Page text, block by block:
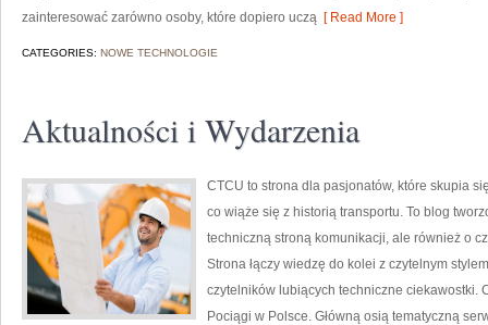
zainteresować zarówno osoby, które dopiero uczą [ Read More ]
CATEGORIES: NOWE TECHNOLOGIE
Aktualności i Wydarzenia
CTCU to strona dla pasjonatów, które skupia
co wiąże się z historią transportu. To blog
techniczną stroną komunikacji, ale również o
Strona łączy wiedzę do kolei z czytelnym
czytelników lubiących techniczne ciekawostki.
Pociągi w Polsce. Główną osią tematyczną